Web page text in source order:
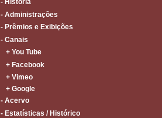
- História
- Administrações
- Prêmios e Exibições
- Canais
+ You Tube
+ Facebook
+ Vimeo
+ Google
- Acervo
- Estatísticas / Histórico